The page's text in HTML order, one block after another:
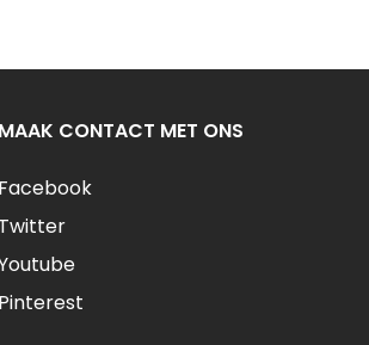
MAAK CONTACT MET ONS
Facebook
Twitter
Pinterest